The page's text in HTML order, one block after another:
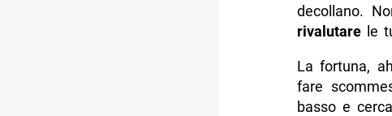
decollano.
rivalutarele
La fortuna,
fare
basso e